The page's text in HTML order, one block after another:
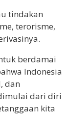
tindakan
terorisme,
berdamai
Indonesia
dan
dari diri
kita